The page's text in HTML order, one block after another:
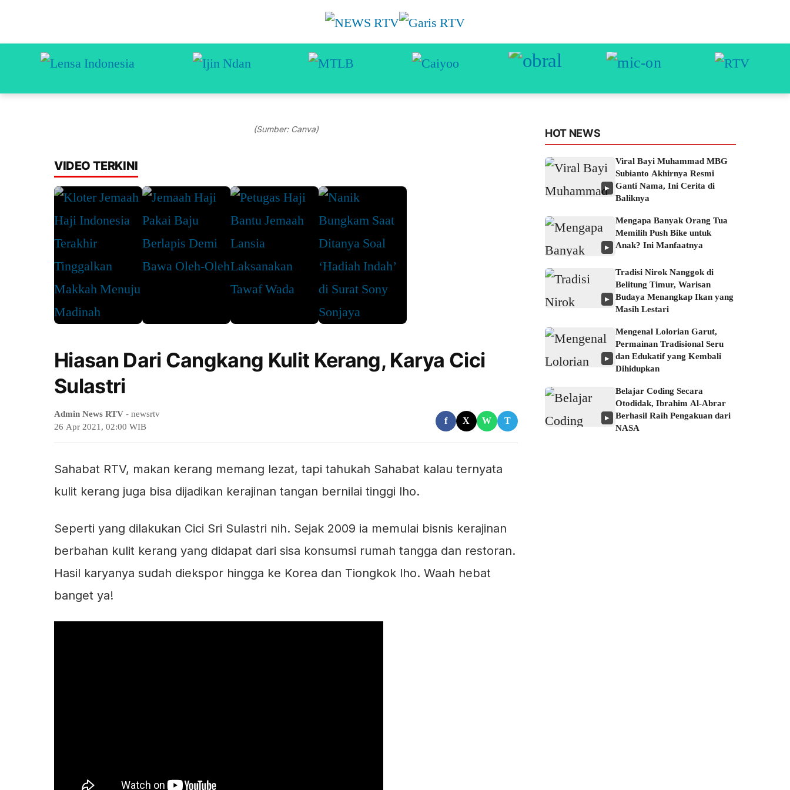
(Sumber: Canva)
VIDEO TERKINI
Hiasan Dari Cangkang Kulit Kerang, Karya Cici
Sulastri
Admin News RTV - newsrtv
26 Apr 2021, 02:00 WIB
f X W T
Sahabat RTV, makan kerang memang lezat, tapi tahukah Sahabat kalau ternyata
kulit kerang juga bisa dijadikan kerajinan tangan bernilai tinggi lho.
Seperti yang dilakukan Cici Sri Sulastri nih. Sejak 2009 ia memulai bisnis kerajinan
berbahan kulit kerang yang didapat dari sisa konsumsi rumah tangga dan restoran.
Hasil karyanya sudah diekspor hingga ke Korea dan Tiongkok lho. Waah hebat
banget ya!
HOT NEWS
▶
Viral Bayi Muhammad MBG
Subianto Akhirnya Resmi
Ganti Nama, Ini Cerita di
Baliknya
▶
Mengapa Banyak Orang Tua
Memilih Push Bike untuk
Anak? Ini Manfaatnya
▶
Tradisi Nirok Nanggok di
Belitung Timur, Warisan
Budaya Menangkap Ikan yang
Masih Lestari
▶
Mengenal Lolorian Garut,
Permainan Tradisional Seru
dan Edukatif yang Kembali
Dihidupkan
▶
Belajar Coding Secara
Otodidak, Ibrahim Al-Abrar
Berhasil Raih Pengakuan dari
NASA